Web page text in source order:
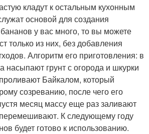
кладут к остальным кухонным
основой для создания
у вас много, то вы можете
только из них, без добавления
Алгоритм его приготовления: в
насыпают грунт с огорода и шкурки
Байкалом, который
созреванию, после чего его
месяц массу еще раз заливают
К следующему году
будет готово к использованию.